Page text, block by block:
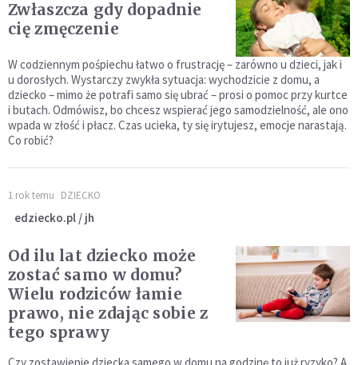
Zwłaszcza gdy dopadnie
cię zmęczenie
W codziennym pośpiechu łatwo o frustrację – zarówno u dzieci, jak i
u dorosłych. Wystarczy zwykła sytuacja: wychodzicie z domu, a
dziecko – mimo że potrafi samo się ubrać – prosi o pomoc przy kurtce
i butach. Odmówisz, bo chcesz wspierać jego samodzielność, ale ono
wpada w złość i płacz. Czas ucieka, ty się irytujesz, emocje narastają.
Co robić?
1 rok temu DZIECKO
edziecko.pl / jh
Od ilu lat dziecko może
zostać samo w domu?
Wielu rodziców łamie
prawo, nie zdając sobie z
tego sprawy